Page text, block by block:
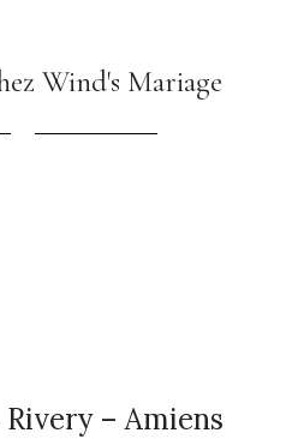
Wind's Mariage
– Amiens